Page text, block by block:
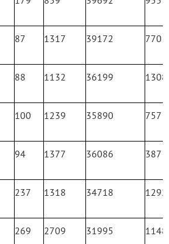
87 1317 39172 770
88 1132 36199 1308
100 1239 35890 757
94 1377 36086 387
237 1318 34718 1292
269 2709 31995 1148